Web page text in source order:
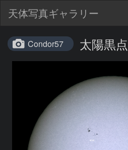
天体写真ギャラリー
Condor57 太陽黒